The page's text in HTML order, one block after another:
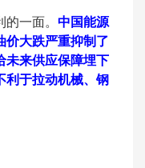
一面。 中国能源
价大跌严重抑制了
未来供应保障埋下
利于拉动机械、钢